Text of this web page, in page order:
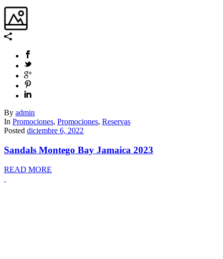
By admin
In Promociones, Promociones, Reservas
Posted diciembre 6, 2022
Sandals Montego Bay Jamaica 2023
READ MORE